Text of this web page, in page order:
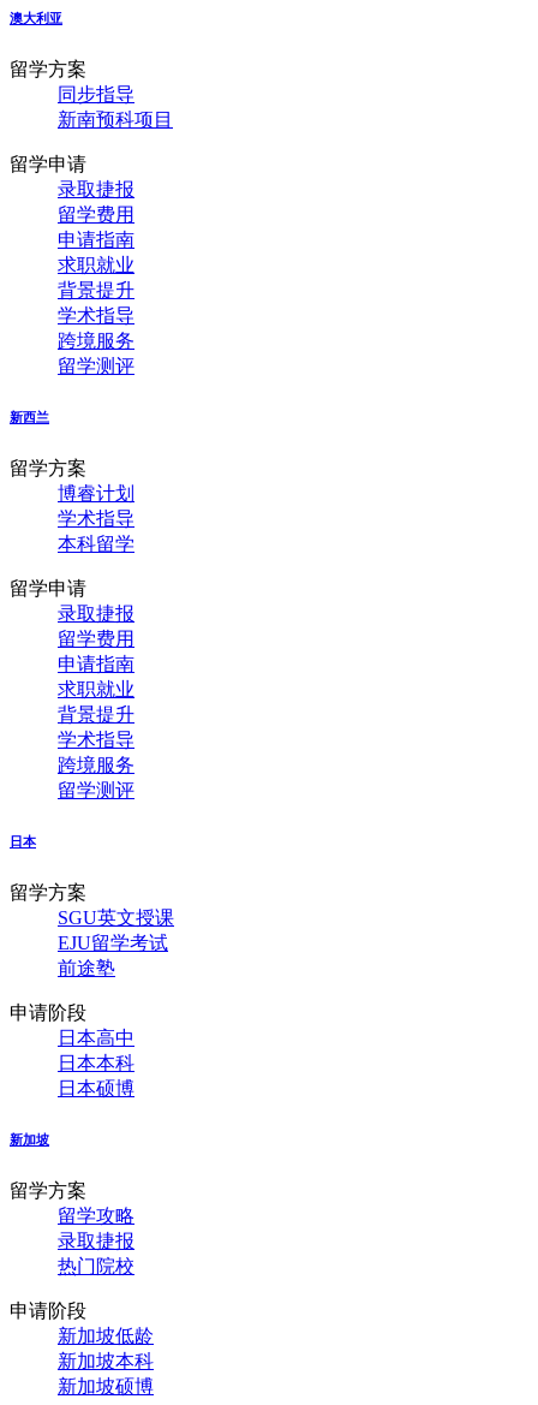
澳大利亚
留学方案
同步指导
新南预科项目
留学申请
录取捷报
留学费用
申请指南
求职就业
背景提升
学术指导
跨境服务
留学测评
新西兰
留学方案
博睿计划
学术指导
本科留学
留学申请
录取捷报
留学费用
申请指南
求职就业
背景提升
学术指导
跨境服务
留学测评
日本
留学方案
SGU英文授课
EJU留学考试
前途塾
申请阶段
日本高中
日本本科
日本硕博
新加坡
留学方案
留学攻略
录取捷报
热门院校
申请阶段
新加坡低龄
新加坡本科
新加坡硕博